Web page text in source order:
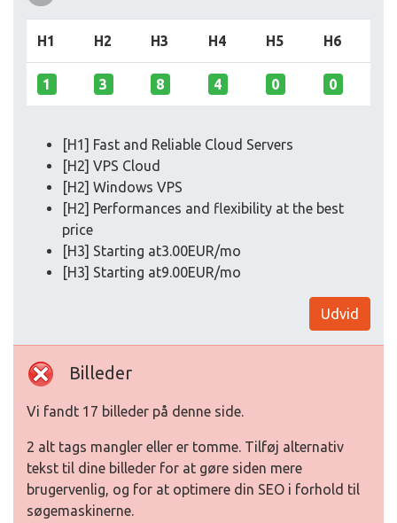
H1 H2 H3 H4 H5 H6
1 3 8 4 0 0
[H1] Fast and Reliable Cloud Servers
[H2] VPS Cloud
[H2] Windows VPS
[H2] Performances and flexibility at the best
price
[H3] Starting at3.00EUR/mo
[H3] Starting at9.00EUR/mo
Udvid
Billeder
Vi fandt 17 billeder på denne side.
2 alt tags mangler eller er tomme. Tilføj alternativ
tekst til dine billeder for at gøre siden mere
brugervenlig, og for at optimere din SEO i forhold til
søgemaskinerne.